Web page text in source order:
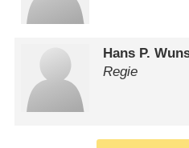
Hans P.
Regie